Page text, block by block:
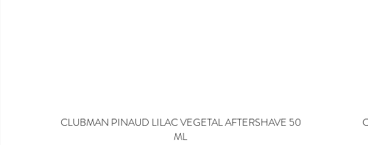
CLUBMAN PINAUD LILAC VEGETAL AFTERSHAVE 50
ML